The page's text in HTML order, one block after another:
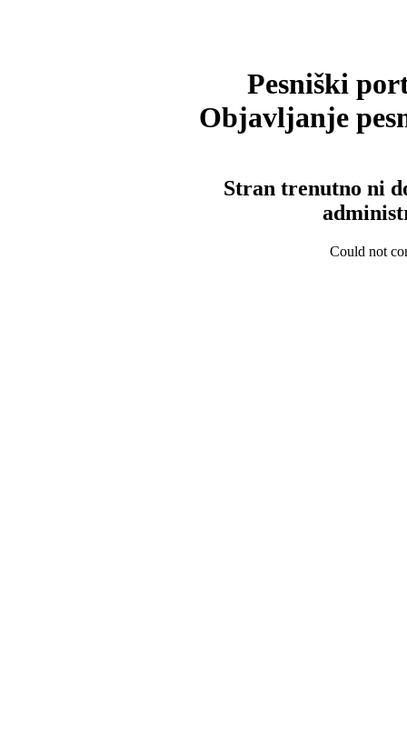
Pesniški
Objavljanje
Stran trenutno ni
Could not